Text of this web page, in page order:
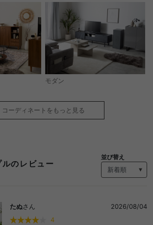
モダン
コーディネートをもっと見る
のレビュー
並び替え
たぬさん
2026/08/04
4